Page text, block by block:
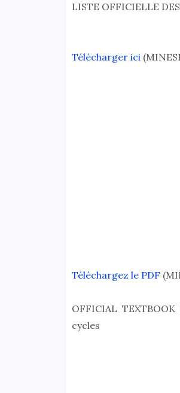
LISTE OFFICIELLE
Télécharger ici
Téléchargez le PDF
OFFICIAL
cycles